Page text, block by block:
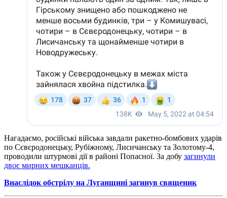
Нагадаємо, російські війська завдали ракетно-бомбових ударів
по Сєвєродонецьку, Рубіжному, Лисичанську та Золотому-4,
проводили штурмові дії в районі Попасної. За добу загинули
двоє мирних мешканців.
Внаслідок обстрілу на Луганщині загинув священик